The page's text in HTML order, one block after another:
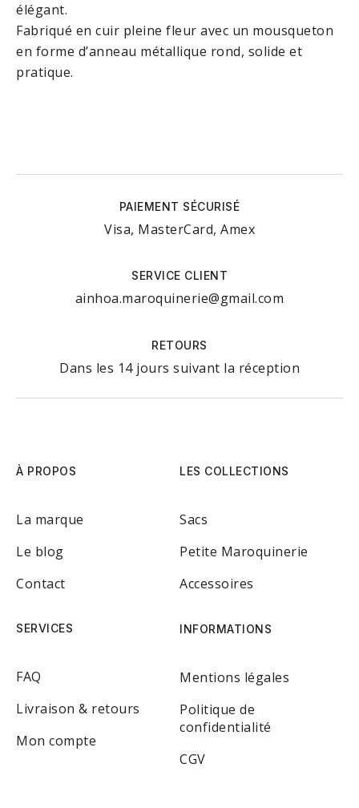
élégant.
Fabriqué en cuir pleine fleur avec un mousqueton
en forme d’anneau métallique rond, solide et
pratique.
PAIEMENT SÉCURISÉ
Visa, MasterCard, Amex
SERVICE CLIENT
ainhoa.maroquinerie@gmail.com
RETOURS
Dans les 14 jours suivant la réception
À PROPOS
La marque
Le blog
Contact
LES COLLECTIONS
Sacs
Petite Maroquinerie
Accessoires
SERVICES
FAQ
Livraison & retours
Mon compte
INFORMATIONS
Mentions légales
Politique de
confidentialité
CGV